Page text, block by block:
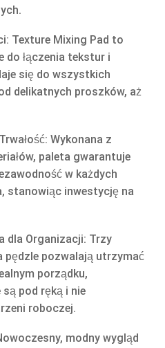
Texture Mixing Pad to
do łączenia tekstur i
się do wszystkich
delikatnych proszków, aż
Wykonana z
paleta gwarantuje
w każdych
stanowiąc inwestycję na
dla Organizacji: Trzy
pędzle pozwalają utrzymać
porządku,
pod ręką i nie
roboczej.
modny wygląd